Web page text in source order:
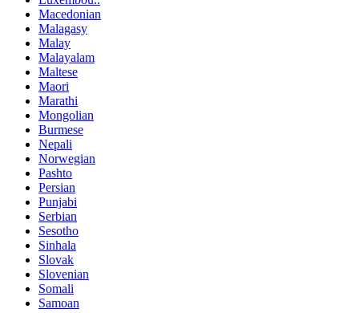
Macedonian
Malagasy
Malay
Malayalam
Maltese
Maori
Marathi
Mongolian
Burmese
Nepali
Norwegian
Pashto
Persian
Punjabi
Serbian
Sesotho
Sinhala
Slovak
Slovenian
Somali
Samoan